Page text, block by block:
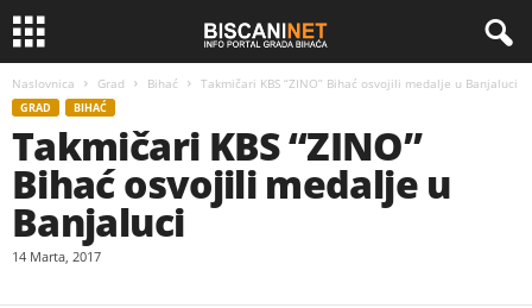
Naslovnica Grad Bihać Takmičari KBS “ZINO” Bihać osvojili medalje u Banjaluci
GRAD BIHAĆ
Takmičari KBS “ZINO”
Bihać osvojili medalje u
Banjaluci
14 Marta, 2017